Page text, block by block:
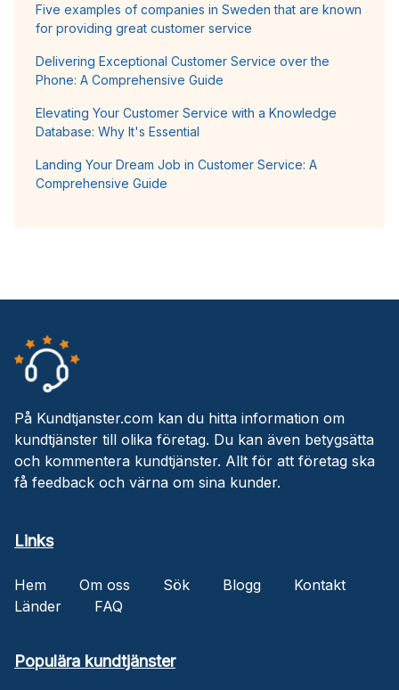
Five examples of companies in Sweden that are known
for providing great customer service
Delivering Exceptional Customer Service over the
Phone: A Comprehensive Guide
Elevating Your Customer Service with a Knowledge
Database: Why It's Essential
Landing Your Dream Job in Customer Service: A
Comprehensive Guide
På Kundtjanster.com kan du hitta information om
kundtjänster till olika företag. Du kan även betygsätta
och kommentera kundtjänster. Allt för att företag ska
få feedback och värna om sina kunder.
Links
Hem Om oss Sök Blogg
Kontakt
Länder
FAQ
Populära kundtjänster